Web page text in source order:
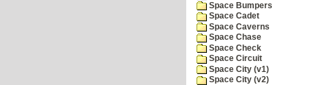
Space Bumpers
Space Cadet
Space Caverns
Space Chase
Space Check
Space Circuit
Space City (v1)
Space City (v2)